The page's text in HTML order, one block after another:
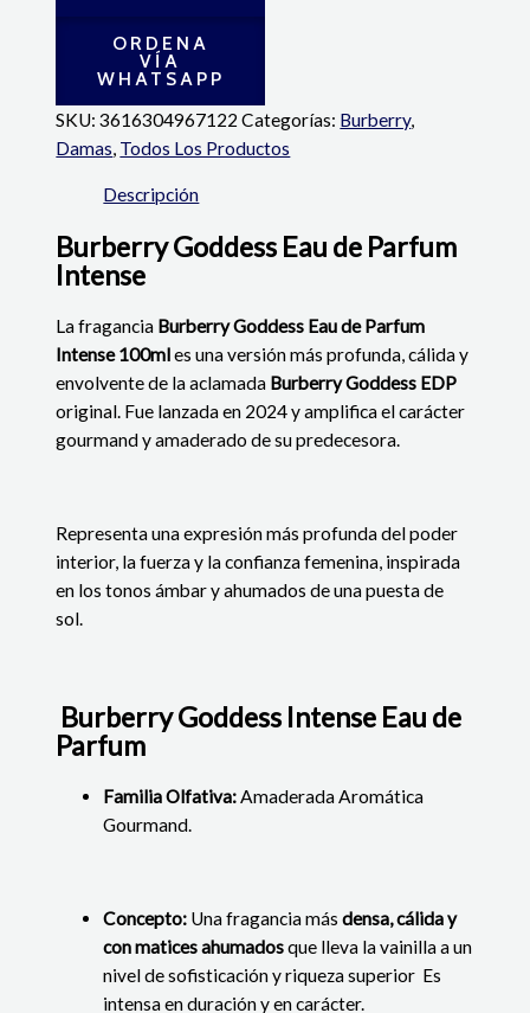
ORDENA
VÍA
WHATSAPP
SKU:3616304967122 Categorías: Burberry,
Damas, Todos Los Productos
Descripción
Burberry Goddess Eau de Parfum
Intense
La fragancia Burberry Goddess Eau de Parfum
Intense 100mles una versión más profunda, cálida y
envolvente de la aclamada Burberry Goddess EDP
original. Fue lanzada en 2024 y amplifica el carácter
gourmand y amaderado de su predecesora.
Representa una expresión más profunda del poder
interior, la fuerza y la confianza femenina, inspirada
en los tonos ámbar y ahumados de una puesta de
sol.
Burberry Goddess Intense Eau de
Parfum
Familia Olfativa:Amaderada Aromática
Gourmand.
Concepto: Una fragancia másdensa, cálida y
con matices ahumadosque lleva la vainilla a un
nivel de sofisticación y riqueza superior Es
intensa en duración y en carácter.